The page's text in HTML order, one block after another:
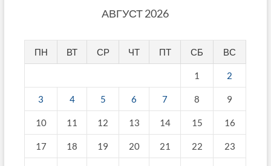
АВГУСТ 2026
ПН ВТ СР ЧТ ПТ СБ ВС
1 2
3 4 5 6 7 8 9
10 11 12 13 14 15 16
17 18 19 20 21 22 23